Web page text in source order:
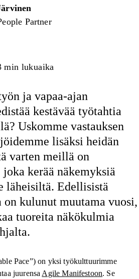
Partner
min lukuaika
ja vapaa-ajan
kestävää työtahtia
Uskomme vastauksen
lisäksi heidän
varten meillä on
kerää näkemyksiä
läheisiltä. Edellisistä
kulunut muutama vuosi,
tuoreita näkökulmia
Pace”) on yksi työkulttuurimme
juurensa Agile Manifestoon. Se